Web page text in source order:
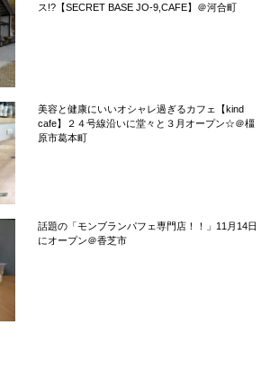
ス!?【SECRET BASE JO-9,CAFE】＠河合町
美容と健康にいいオシャレ過ぎるカフェ【kind
cafe】２４号線沿いに堂々と３月オープン☆＠橿
原市葛本町
話題の「モンブランパフェ専門店！！」11月14日
にオープン＠香芝市